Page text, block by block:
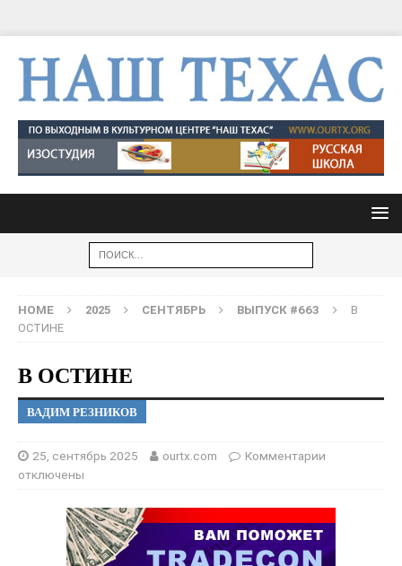
HOME 2025 СЕНТЯБРЬ ВЫПУСК #663
В
ОСТИНЕ
В ОСТИНЕ
ВАДИМ РЕЗНИКОВ
25, сентябрь 2025 ourtx.com
Комментарии
отключены